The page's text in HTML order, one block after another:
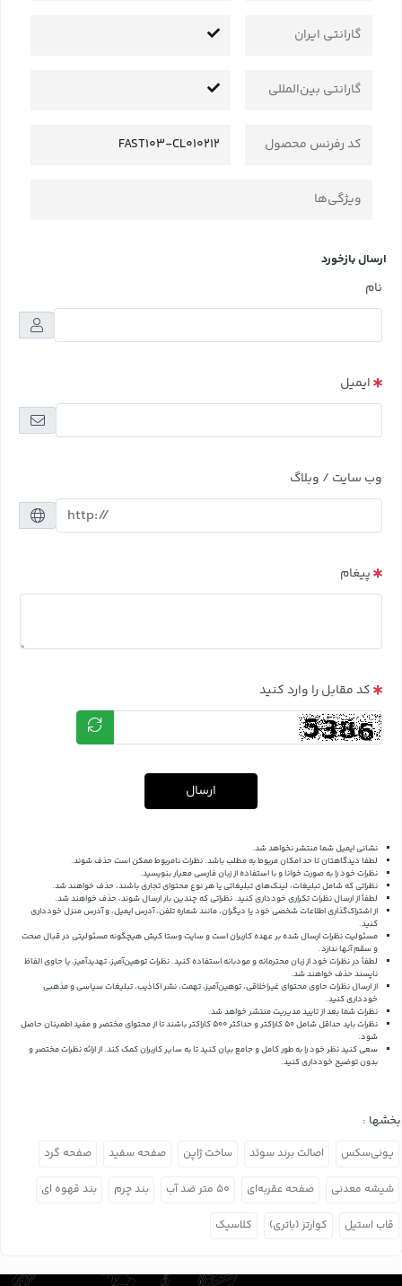
گارانتی ایران
گارانتی بین‌المللی
کد رفرنس محصول FAST103-CL010212
ویژگی‌ها
ارسال بازخورد
نام
ایمیل
وب سایت / وبلاگ
پیغام
کد مقابل را وارد کنید
ارسال
نشانی ایمیل شما منتشر نخواهد شد.
لطفا دیدگاهتان تا حد امکان مربوط به مطلب باشد. نظرات نامربوط ممکن است حذف شوند.
نظرات خود را به صورت خوانا و با استفاده از زبان فارسی معیار بنویسید.
نظراتی که شامل تبلیغات، لینک‌های تبلیغاتی یا هر نوع محتوای تجاری باشند، حذف خواهند شد.
لطفاً از ارسال نظرات تکراری خودداری کنید. نظراتی که چندین بار ارسال شوند، حذف خواهند شد.
از اشتراک‌گذاری اطلاعات شخصی خود یا دیگران، مانند شماره تلفن، آدرس ایمیل، و آدرس منزل خودداری
کنید.
مسئولیت نظرات ارسال شده بر عهده کاربران است و سایت وستا کیش هیچگونه مسئولیتی در قبال صحت
و سقم آنها ندارد.
لطفاً در نظرات خود از زبان محترمانه و مودبانه استفاده کنید. نظرات توهین‌آمیز، تهدیدآمیز، یا حاوی الفاظ
ناپسند حذف خواهند شد.
از ارسال نظرات حاوی محتوای غیراخلاقی، توهین‌آمیز، تهمت، نشر اکاذیب، تبلیغات سیاسی و مذهبی
خودداری کنید.
نظرات شما بعد از تایید مدیریت منتشر خواهد شد.
نظرات باید حداقل شامل 50 کاراکتر و حداکثر 500 کاراکتر باشند تا از محتوای مختصر و مفید اطمینان حاصل
شود.
سعی کنید نظر خود را به طور کامل و جامع بیان کنید تا به سایر کاربران کمک کند.از ارائه نظرات مختصر و
بدون توضیح خودداری کنید.
بخشها :
یونی‌سکس اصالت برند سوئد ساخت ژاپن صفحه سفید صفحه گرد
شیشه معدنی صفحه عقربه‌ای ۵۰ متر ضد آب بند چرم بند قهوه ای
قاب استیل کوارتز (باتری) کلاسیک